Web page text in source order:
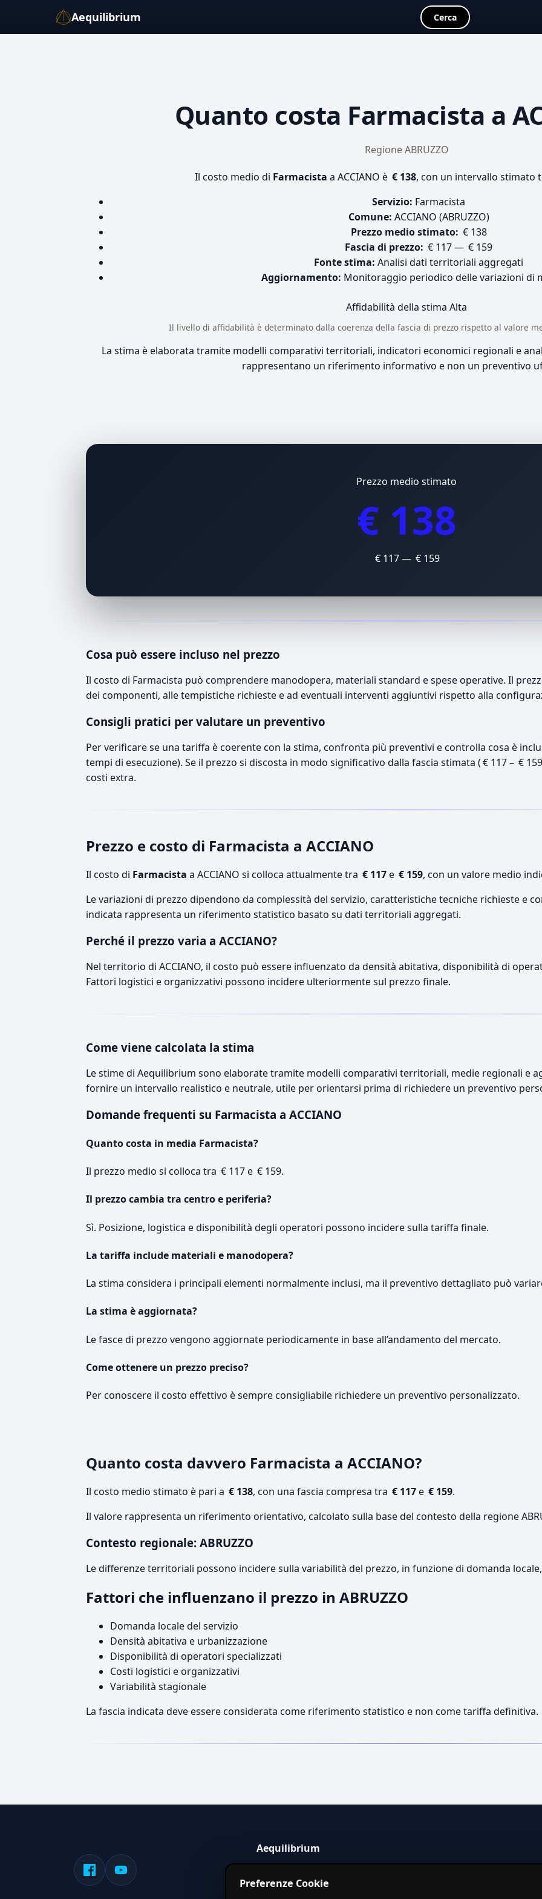
Aequilibrium Cerca
Quanto costa Farmacista a
Regione ABRUZZO
Il costo medio di Farmacista a ACCIANO è € 138, con un intervallo stimato
Servizio: Farmacista
Comune: ACCIANO (ABRUZZO)
Prezzo medio stimato: € 138
Fascia di prezzo: € 117 — € 159
Fonte stima: Analisi dati territoriali aggregati
Aggiornamento: Monitoraggio periodico delle variazioni di
Affidabilità della stima Alta
Il livello di affidabilità è determinato dalla coerenza della fascia di prezzo rispetto al valore
La stima è elaborata tramite modelli comparativi territoriali, indicatori economici regionali e
rappresentano un riferimento informativo e non un preventivo
Prezzo medio stimato
€ 138
€ 117 — € 159
Cosa può essere incluso nel prezzo
Il costo di Farmacista può comprendere manodopera, materiali standard e spese operative. Il
dei componenti, alle tempistiche richieste e ad eventuali interventi aggiuntivi rispetto alla
Consigli pratici per valutare un preventivo
Per verificare se una tariffa è coerente con la stima, confronta più preventivi e controlla cosa è
tempi di esecuzione). Se il prezzo si discosta in modo significativo dalla fascia stimata ( € 117 – €
costi extra.
Prezzo e costo di Farmacista a ACCIANO
Il costo di Farmacista a ACCIANO si colloca attualmente tra € 117e € 159, con un valore medio
Le variazioni di prezzo dipendono da complessità del servizio, caratteristiche tecniche richieste e
indicata rappresenta un riferimento statistico basato su dati territoriali aggregati.
Perché il prezzo varia a ACCIANO?
Nel territorio di ACCIANO, il costo può essere influenzato da densità abitativa, disponibilità di
Fattori logistici e organizzativi possono incidere ulteriormente sul prezzo finale.
Come viene calcolata la stima
Le stime di Aequilibrium sono elaborate tramite modelli comparativi territoriali, medie regionali e
fornire un intervallo realistico e neutrale, utile per orientarsi prima di richiedere un preventivo
Domande frequenti su Farmacista a ACCIANO
Quanto costa in media Farmacista?
Il prezzo medio si colloca tra € 117 e € 159.
Il prezzo cambia tra centro e periferia?
Sì. Posizione, logistica e disponibilità degli operatori possono incidere sulla tariffa finale.
La tariffa include materiali e manodopera?
La stima considera i principali elementi normalmente inclusi, ma il preventivo dettagliato può
La stima è aggiornata?
Le fasce di prezzo vengono aggiornate periodicamente in base all’andamento del mercato.
Come ottenere un prezzo preciso?
Per conoscere il costo effettivo è sempre consigliabile richiedere un preventivo personalizzato.
Quanto costa davvero Farmacista a ACCIANO?
Il costo medio stimato è pari a € 138, con una fascia compresa tra € 117e € 159.
Il valore rappresenta un riferimento orientativo, calcolato sulla base del contesto della regione
Contesto regionale: ABRUZZO
Le differenze territoriali possono incidere sulla variabilità del prezzo, in funzione di domanda
Fattori che influenzano il prezzo in ABRUZZO
Domanda locale del servizio
Densità abitativa e urbanizzazione
Disponibilità di operatori specializzati
Costi logistici e organizzativi
Variabilità stagionale
La fascia indicata deve essere considerata come riferimento statistico e non come tariffa definitiva.
Aequilibrium
servizi in Italia.
Preferenze Cookie